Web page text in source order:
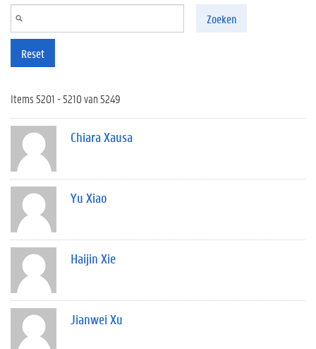
Zoeken
Reset
Items 5201 - 5210 van 5249
Chiara Xausa
Yu Xiao
Haijin Xie
Jianwei Xu